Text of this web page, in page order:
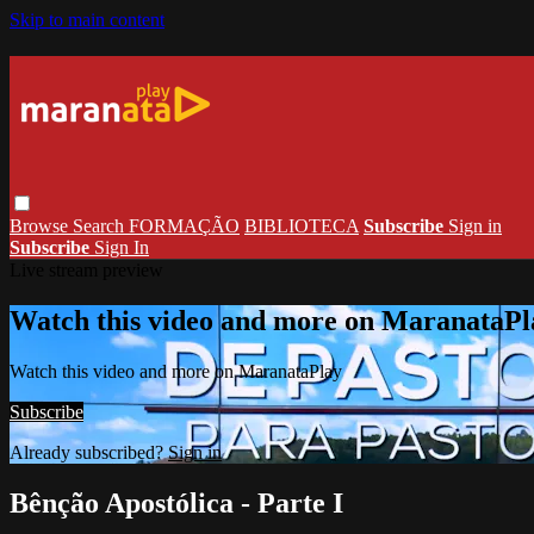
Skip to main content
Browse Search FORMAÇÃO BIBLIOTECA Subscribe Sign in
Subscribe Sign In
Watch this video and more on
Watch this video and more on MaranataPlay
Subscribe
Already subscribed?Sign in
Bênção Apostólica - Parte I